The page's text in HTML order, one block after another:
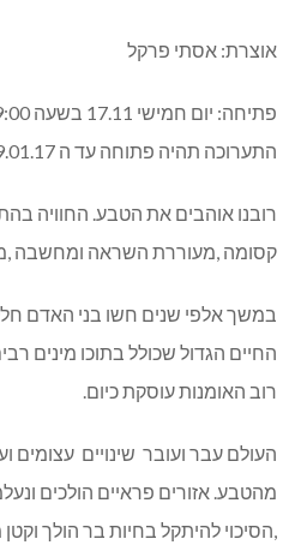
אוצרת: אסתי פרקל
פתיחה: יום חמישי 17.11 בשעה 19:00
התערוכה תהיה פתוחה עד ה 29.01.17
רובנו אוהבים את הטבע. החוויה
קסומה ,מעוררת השראה ומחשבה
במשך אלפי שנים חשו בני האדם
החיים הגדול שכולל בתוכו מינים
רוב האומנות עוסקת כיום.
העולם עבר ועובר שינויים
מהטבע. אזורים פראיים הולכים
,הסיכוי להיתקל בחיות בר הולך